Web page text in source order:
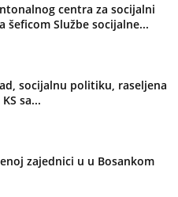
centra za socijalni
šeficom Službe socijalne...
socijalnu politiku, raseljena
sa...
zajednici u u Bosankom